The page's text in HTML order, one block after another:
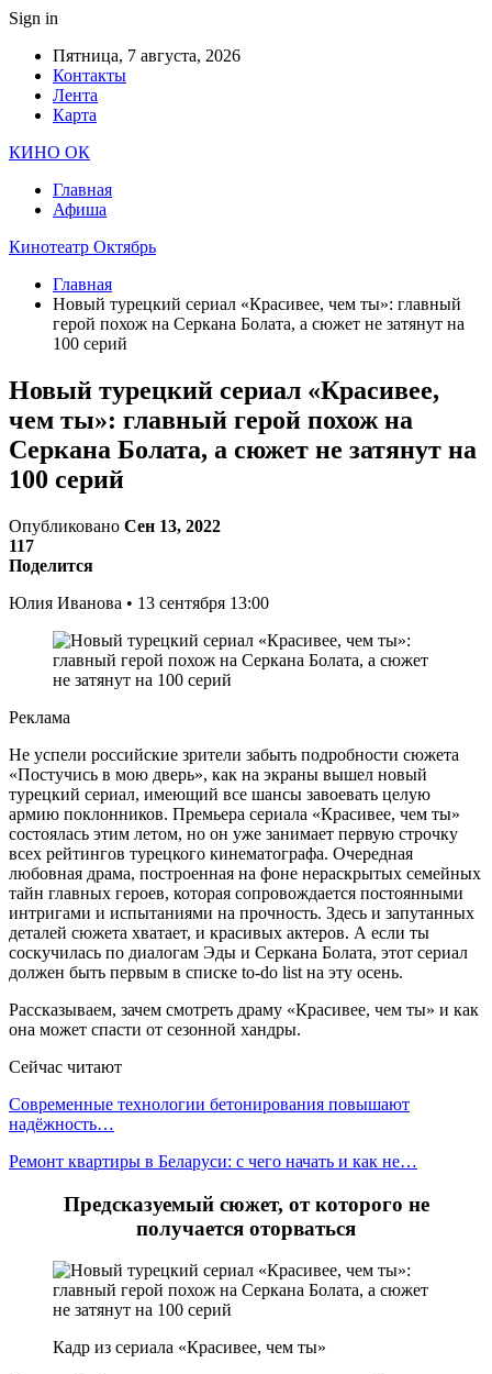
Sign in
Пятница, 7 августа, 2026
Контакты
Лента
Карта
КИНО ОК
Главная
Афиша
Кинотеатр Октябрь
Главная
Новый турецкий сериал «Красивее, чем ты»: главный
герой похож на Серкана Болата, а сюжет не затянут на
100 серий
Новый турецкий сериал «Красивее,
чем ты»: главный герой похож на
Серкана Болата, а сюжет не затянут на
100 серий
Опубликовано Сен 13, 2022
117
Поделится
Юлия Иванова • 13 сентября 13:00
Реклама
Не успели российские зрители забыть подробности сюжета
«Постучись в мою дверь», как на экраны вышел новый
турецкий сериал, имеющий все шансы завоевать целую
армию поклонников. Премьера сериала «Красивее, чем ты»
состоялась этим летом, но он уже занимает первую строчку
всех рейтингов турецкого кинематографа. Очередная
любовная драма, построенная на фоне нераскрытых семейных
тайн главных героев, которая сопровождается постоянными
интригами и испытаниями на прочность. Здесь и запутанных
деталей сюжета хватает, и красивых актеров. А если ты
соскучилась по диалогам Эды и Серкана Болата, этот сериал
должен быть первым в списке to-do list на эту осень.
Рассказываем, зачем смотреть драму «Красивее, чем ты» и как
она может спасти от сезонной хандры.
Сейчас читают
Современные технологии бетонирования повышают
надёжность…
Ремонт квартиры в Беларуси: с чего начать и как не…
Предсказуемый сюжет, от которого не
получается оторваться
Кадр из сериала «Красивее, чем ты»